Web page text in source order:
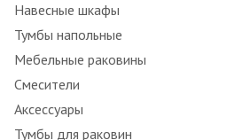
Навесные шкафы
Тумбы напольные
Мебельные раковины
Смесители
Аксессуары
Тумбы для раковин